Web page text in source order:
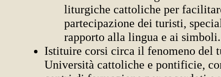
liturgiche cattoliche per
partecipazione dei turisti,
rapporto alla lingua e ai simboli.
Istituire corsi circa il fenomeno del
Università cattoliche e pontificie,